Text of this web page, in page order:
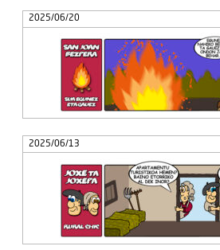
2025/06/20
2025/06/13